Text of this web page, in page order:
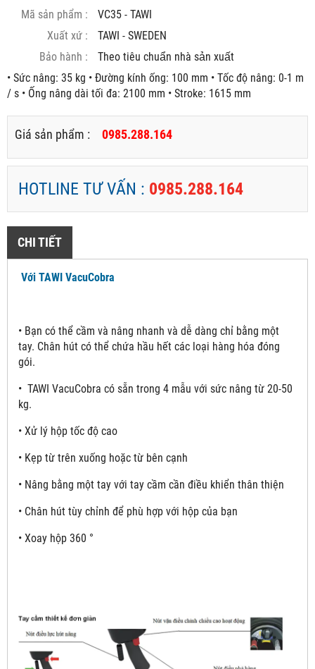
Mã sản phẩm :
VC35 - TAWI
Xuất xứ :
TAWI - SWEDEN
Bảo hành :
Theo tiêu chuẩn nhà sản xuất
• Sức nâng: 35 kg • Đường kính ống: 100 mm • Tốc độ nâng: 0-1 m
/ s • Ống nâng dài tối đa: 2100 mm • Stroke: 1615 mm
Giá sản phẩm : 0985.288.164
HOTLINE TƯ VẤN : 0985.288.164
CHI TIẾT
Với TAWI VacuCobra
• Bạn có thể cầm và nâng nhanh và dễ dàng chỉ bằng một
tay. Chân hút có thể chứa hầu hết các loại hàng hóa đóng
gói.
• TAWI VacuCobra có sẵn trong 4 mẫu với sức nâng từ 20-50
kg.
• Xử lý hộp tốc độ cao
• Kẹp từ trên xuống hoặc từ bên cạnh
• Nâng bằng một tay với tay cầm cần điều khiển thân thiện
• Chân hút tùy chỉnh để phù hợp với hộp của bạn
• Xoay hộp 360 °